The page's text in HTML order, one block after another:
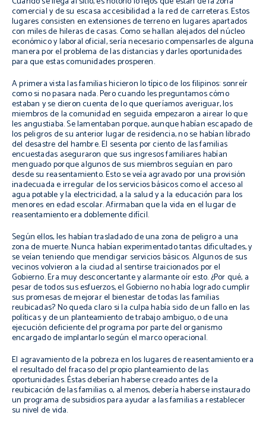
comercial y de su escasa accesibilidad a la red de carreteras. Estos
lugares consisten en extensiones de terreno en lugares apartados
con miles de hileras de casas. Como se hallan alejados del núcleo
económico y laboral oficial, sería necesario compensarles de alguna
manera por el problema de las distancias y darles oportunidades
para que estas comunidades prosperen.
A primera vista las familias hicieron lo típico de los filipinos: sonreír
como si no pasara nada. Pero cuando les preguntamos cómo
estaban y se dieron cuenta de lo que queríamos averiguar, los
miembros de la comunidad en seguida empezaron a airear lo que
les angustiaba. Se lamentaban porque, aunque habían escapado de
los peligros de su anterior lugar de residencia, no se habían librado
del desastre del hambre. El sesenta por ciento de las familias
encuestadas aseguraron que sus ingresos familiares habían
menguado porque algunos de sus miembros seguían en paro
desde su reasentamiento. Esto se veía agravado por una provisión
inadecuada e irregular de los servicios básicos como el acceso al
agua potable y la electricidad, a la salud y a la educación para los
menores en edad escolar. Afirmaban que la vida en el lugar de
reasentamiento era doblemente difícil.
Según ellos, les habían trasladado de una zona de peligro a una
zona de muerte. Nunca habían experimentado tantas dificultades, y
se veían teniendo que mendigar servicios básicos. Algunos de sus
vecinos volvieron a la ciudad al sentirse traicionados por el
Gobierno. Era muy desconcertante y alarmante oír esto. ¿Por qué, a
pesar de todos sus esfuerzos, el Gobierno no había logrado cumplir
sus promesas de mejorar el bienestar de todas las familias
reubicadas? No queda claro si la culpa había sido de un fallo en las
políticas y de un planteamiento de trabajo ambiguo, o de una
ejecución deficiente del programa por parte del organismo
encargado de implantarlo según el marco operacional.
El agravamiento de la pobreza en los lugares de reasentamiento era
el resultado del fracaso del propio planteamiento de las
oportunidades. Éstas deberían haberse creado antes de la
reubicación de las familias o, al menos, debería haberse instaurado
un programa de subsidios para ayudar a las familias a restablecer
su nivel de vida.